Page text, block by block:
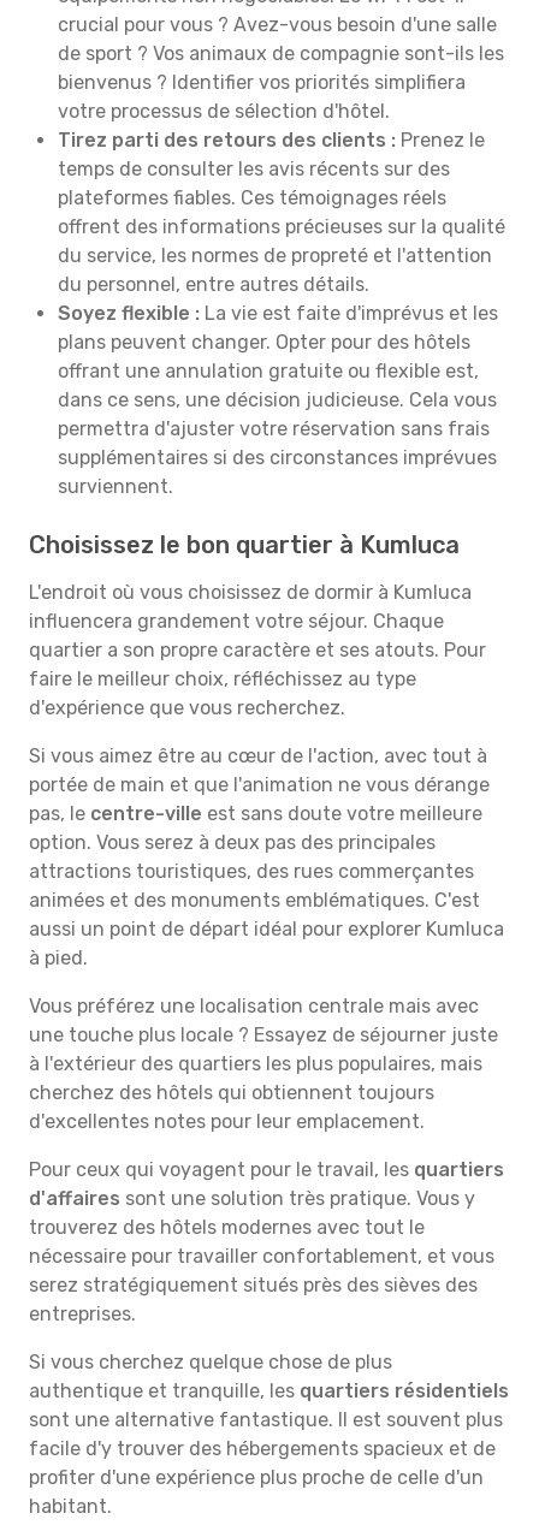
crucial pour vous ? Avez-vous besoin d'une salle
de sport ? Vos animaux de compagnie sont-ils les
bienvenus ? Identifier vos priorités simplifiera
votre processus de sélection d'hôtel.
Tirez parti des retours des clients : Prenez le
temps de consulter les avis récents sur des
plateformes fiables. Ces témoignages réels
offrent des informations précieuses sur la qualité
du service, les normes de propreté et l'attention
du personnel, entre autres détails.
Soyez flexible : La vie est faite d'imprévus et les
plans peuvent changer. Opter pour des hôtels
offrant une annulation gratuite ou flexible est,
dans ce sens, une décision judicieuse. Cela vous
permettra d'ajuster votre réservation sans frais
supplémentaires si des circonstances imprévues
surviennent.
Choisissez le bon quartier à Kumluca
L'endroit où vous choisissez de dormir à Kumluca
influencera grandement votre séjour. Chaque
quartier a son propre caractère et ses atouts. Pour
faire le meilleur choix, réfléchissez au type
d'expérience que vous recherchez.
Si vous aimez être au cœur de l'action, avec tout à
portée de main et que l'animation ne vous dérange
pas, le centre-ville est sans doute votre meilleure
option. Vous serez à deux pas des principales
attractions touristiques, des rues commerçantes
animées et des monuments emblématiques. C'est
aussi un point de départ idéal pour explorer Kumluca
à pied.
Vous préférez une localisation centrale mais avec
une touche plus locale ? Essayez de séjourner juste
à l'extérieur des quartiers les plus populaires, mais
cherchez des hôtels qui obtiennent toujours
d'excellentes notes pour leur emplacement.
Pour ceux qui voyagent pour le travail, les quartiers
d'affaires sont une solution très pratique. Vous y
trouverez des hôtels modernes avec tout le
nécessaire pour travailler confortablement, et vous
serez stratégiquement situés près des sièves des
entreprises.
Si vous cherchez quelque chose de plus
authentique et tranquille, les quartiers résidentiels
sont une alternative fantastique. Il est souvent plus
facile d'y trouver des hébergements spacieux et de
profiter d'une expérience plus proche de celle d'un
habitant.